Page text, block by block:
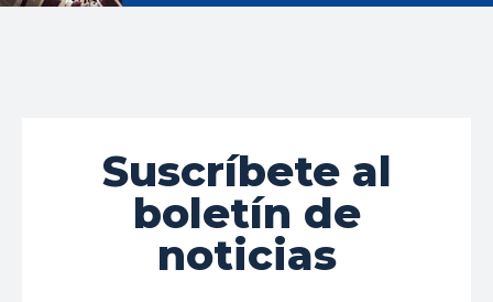
Suscríbete al
boletín de
noticias